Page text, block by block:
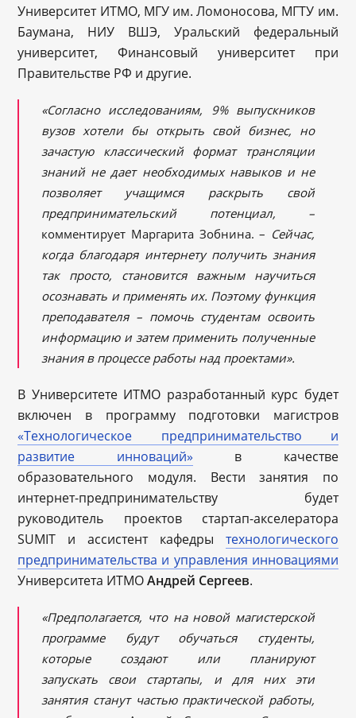
Университет ИТМО, МГУ им. Ломоносова, МГТУ им.
Баумана, НИУ ВШЭ, Уральский федеральный
университет, Финансовый университет при
Правительстве РФ и другие.
«Согласно исследованиям, 9% выпускников
вузов хотели бы открыть свой бизнес, но
зачастую классический формат трансляции
знаний не дает необходимых навыков и не
позволяет учащимся раскрыть свой
предпринимательский потенциал, –
комментирует Маргарита Зобнина. – Сейчас,
когда благодаря интернету получить знания
так просто, становится важным научиться
осознавать и применять их. Поэтому функция
преподавателя – помочь студентам освоить
информацию и затем применить полученные
знания в процессе работы над проектами».
В Университете ИТМО разработанный курс будет
включен в программу подготовки магистров
«Технологическое предпринимательство и
развитие инноваций» в качестве
образовательного модуля. Вести занятия по
интернет-предпринимательству будет
руководитель проектов стартап-акселератора
SUMIT и ассистент кафедры технологического
предпринимательства и управления инновациями
Университета ИТМОАндрей Сергеев.
«Предполагается, что на новой магистерской
программе будут обучаться студенты,
которые создают или планируют
запускать свои стартапы, и для них эти
занятия станут частью практической работы,